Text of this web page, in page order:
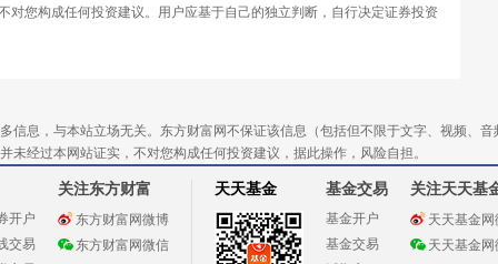
对您构成任何投资建议。用户应基于自己的独立判断，自行决定证券投资
信息，与本站立场无关。东方财富网不保证该信息（包括但不限于文字、视频、
未经过本网站证实，不对您构成任何投资建议，据此操作，风险自担。
开户
交易
关注东方财富
东方财富网微博
东方财富网微信
天天基金 基金交易
基金开户
基金交易
关注天天基
天天基金网
天天基金网